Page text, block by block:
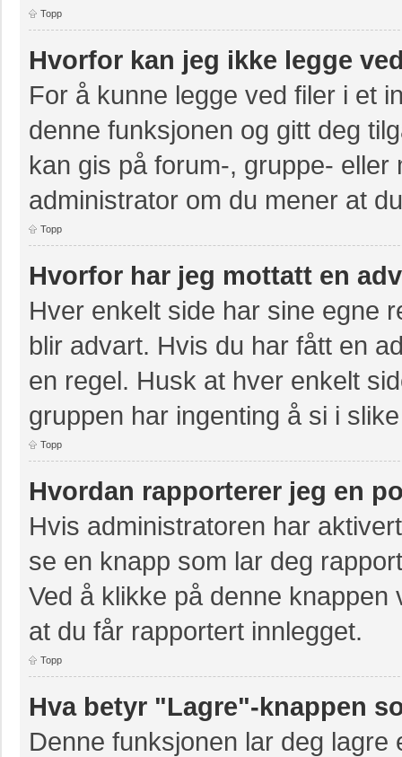
Topp
Hvorfor kan jeg ikke legge
For å kunne legge ved filer i et
denne funksjonen og gitt deg
kan gis på forum-, gruppe-
administrator om du mener at
Topp
Hvorfor har jeg mottatt en
Hver enkelt side har sine egne
blir advart. Hvis du har fått en
en regel. Husk at hver enkelt
gruppen har ingenting å si i
Topp
Hvordan rapporterer jeg en
Hvis administratoren har
se en knapp som lar deg
Ved å klikke på denne
at du får rapportert innlegget.
Topp
Hva betyr "Lagre"-knappen
Denne funksjonen lar deg